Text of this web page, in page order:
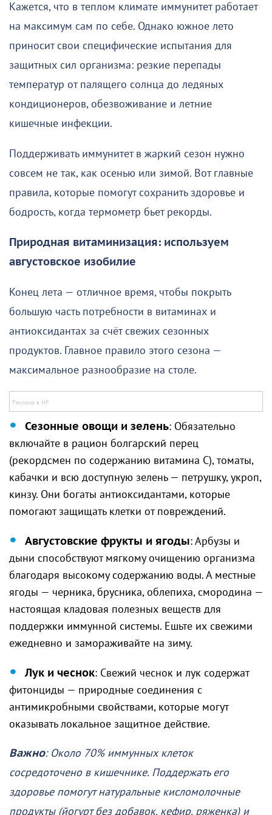
Кажется, что в теплом климате иммунитет работает
на максимум сам по себе. Однако южное лето
приносит свои специфические испытания для
защитных сил организма: резкие перепады
температур от палящего солнца до ледяных
кондиционеров, обезвоживание и летние
кишечные инфекции.
Поддерживать иммунитет в жаркий сезон нужно
совсем не так, как осенью или зимой. Вот главные
правила, которые помогут сохранить здоровье и
бодрость, когда термометр бьет рекорды.
Природная витаминизация: используем
августовское изобилие
Конец лета — отличное время, чтобы покрыть
большую часть потребности в витаминах и
антиоксидантах за счёт свежих сезонных
продуктов. Главное правило этого сезона —
максимальное разнообразие на столе.
Сезонные овощи и зелень: Обязательно
включайте в рацион болгарский перец
(рекордсмен по содержанию витамина C), томаты,
кабачки и всю доступную зелень — петрушку, укроп,
кинзу. Они богаты антиоксидантами, которые
помогают защищать клетки от повреждений.
Августовские фрукты и ягоды: Арбузы и
дыни способствуют мягкому очищению организма
благодаря высокому содержанию воды. А местные
ягоды — черника, брусника, облепиха, смородина —
настоящая кладовая полезных веществ для
поддержки иммунной системы. Ешьте их свежими
ежедневно и замораживайте на зиму.
Лук и чеснок: Свежий чеснок и лук содержат
фитонциды — природные соединения с
антимикробными свойствами, которые могут
оказывать локальное защитное действие.
Важно: Около 70% иммунных клеток
сосредоточено в кишечнике. Поддержать его
здоровье помогут натуральные кисломолочные
продукты (йогурт без добавок, кефир, ряженка) и